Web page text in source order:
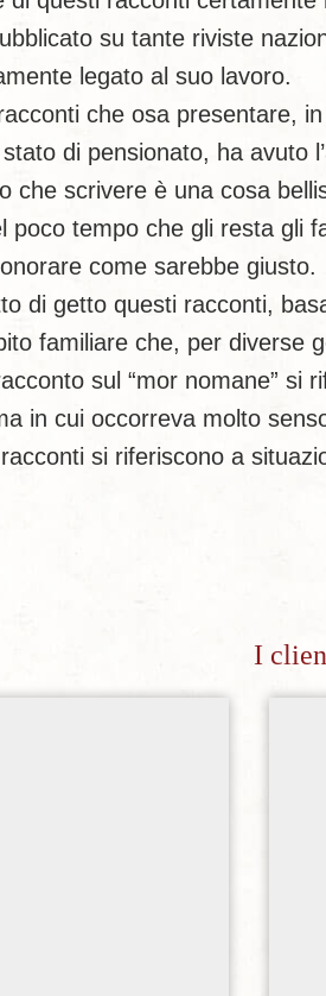
su tante riviste
legato al suo lavoro.
che osa presentare,
di pensionato, ha avuto
che scrivere è una cosa
poco tempo che gli resta gli
come sarebbe giusto.
di getto questi racconti,
familiare che, per diverse
sul “mor nomane” si
in cui occorreva molto
si riferiscono a
I